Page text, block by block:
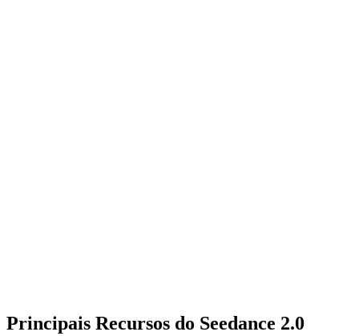
Principais Recursos do Seedance 2.0